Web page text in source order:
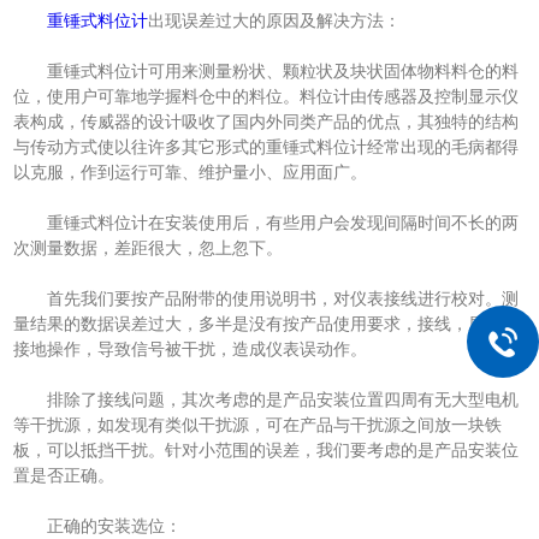
重锤式料位计出现误差过大的原因及解决方法：
重锤式料位计可用来测量粉状、颗粒状及块状固体物料料仓的料
位，使用户可靠地学握料仓中的料位。料位计由传感器及控制显示仪
表构成，传威器的设计吸收了国内外同类产品的优点，其独特的结构
与传动方式使以往许多其它形式的重锤式料位计经常出现的毛病都得
以克服，作到运行可靠、维护量小、应用面广。
重锤式料位计在安装使用后，有些用户会发现间隔时间不长的两
次测量数据，差距很大，忽上忽下。
首先我们要按产品附带的使用说明书，对仪表接线进行校对。测
量结果的数据误差过大，多半是没有按产品使用要求，接线，屏蔽层
接地操作，导致信号被干扰，造成仪表误动作。
排除了接线问题，其次考虑的是产品安装位置四周有无大型电机
等干扰源，如发现有类似干扰源，可在产品与干扰源之间放一块铁
板，可以抵挡干扰。针对小范围的误差，我们要考虑的是产品安装位
置是否正确。
正确的安装选位：